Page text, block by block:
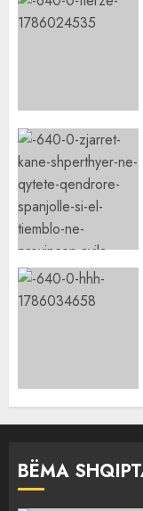
BËMA